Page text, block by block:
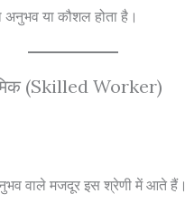
या कौशल होता है।
(Skilled Worker)
वाले मजदूर इस श्रेणी में आते हैं।